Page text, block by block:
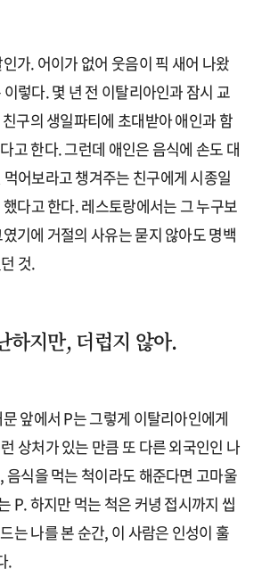
가. 어이가 없어 웃음이 픽 새어 나왔
렇다. 몇 년 전 이탈리아인과 잠시 교
구의 생일파티에 초대받아 애인과 함
고 한다. 그런데 애인은 음식에 손도 대
어보라고 챙겨주는 친구에게 시종일
다고 한다. 레스토랑에서는 그 누구보
기에 거절의 사유는 묻지 않아도 명백
것.
하지만, 더럽지 않아.
앞에서 P는 그렇게 이탈리아인에게
상처가 있는 만큼 또 다른 외국인인 나
음식을 먹는 척이라도 해준다면 고마울
P. 하지만 먹는 척은 커녕 접시까지 씹
는 나를 본 순간, 이 사람은 인성이 훌
.